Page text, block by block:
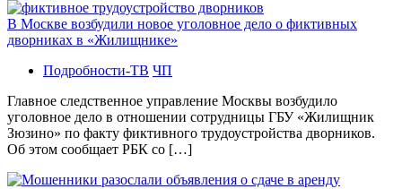
В Москве возбудили новое уголовное дело о фиктивных
дворниках в «Жилищнике»
Подробности-ТВ ЧП
Главное следственное управление Москвы возбудило
уголовное дело в отношении сотрудницы ГБУ «Жилищник
Зюзино» по факту фиктивного трудоустройства дворников.
Об этом сообщает РБК со […]